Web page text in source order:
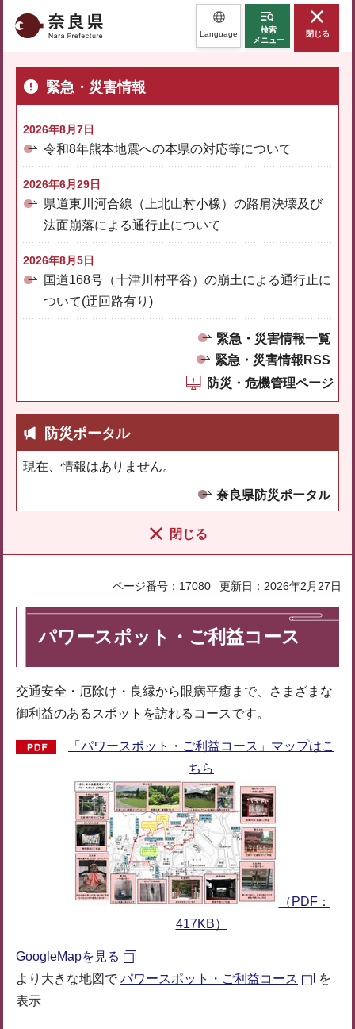
奈良県 Language
検索
メニュー
閉じる
緊急・災害情報
2026年8月7日
令和8年熊本地震への本県の対応等について
2026年6月29日
県道東川河合線（上北山村小橡）の路肩決壊及び
法面崩落による通行止について
2026年8月5日
国道168号（十津川村平谷）の崩土による通行止に
ついて(迂回路有り)
緊急・災害情報一覧
緊急・災害情報RSS
防災・危機管理ページ
防災ポータル
現在、情報はありません。
奈良県防災ポータル
閉じる
ページ番号：17080 更新日：2026年2月27日
パワースポット・ご利益コース
交通安全・厄除け・良縁から眼病平癒まで、さまざまな
御利益のあるスポットを訪れるコースです。
「パワースポット・ご利益コース」マップはこ
ちら
（PDF：
417KB）
GoogleMapを見る
より大きな地図で パワースポット・ご利益コース
を
表示